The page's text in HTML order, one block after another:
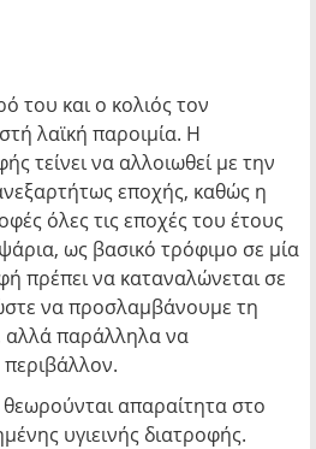
του και ο κολιός τον
λαϊκή παροιμία. Η
τείνει να αλλοιωθεί με την
εποχής, καθώς η
όλες τις εποχές του έτους
ως βασικό τρόφιμο σε μία
πρέπει να καταναλώνεται σε
να προσλαμβάνουμε τη
αλλά παράλληλα να
απαραίτητα στο
υγιεινής διατροφής.